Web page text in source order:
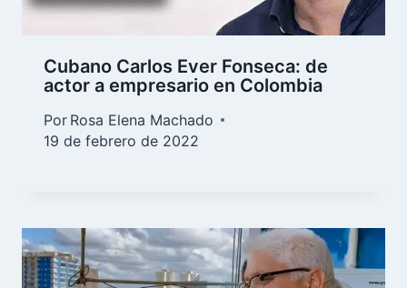
Cubano Carlos Ever Fonseca: de
actor a empresario en Colombia
Por Rosa Elena Machado
19 de febrero de 2022